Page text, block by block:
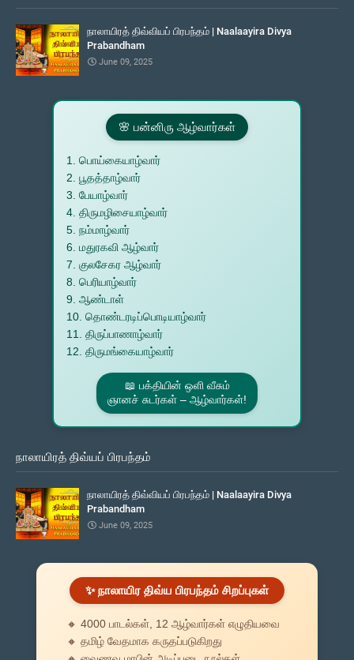
நாலாயிரத் திவ்வியப் பிரபந்தம் | Naalaayira Divya
Prabandham
June 09, 2025
🌸 பன்னிரு ஆழ்வார்கள்
1. பொய்கையாழ்வார்
2. பூதத்தாழ்வார்
3. பேயாழ்வார்
4. திருமழிசையாழ்வார்
5. நம்மாழ்வார்
6. மதுரகவி ஆழ்வார்
7. குலசேகர ஆழ்வார்
8. பெரியாழ்வார்
9. ஆண்டாள்
10. தொண்டரடிப்பொடியாழ்வார்
11. திருப்பாணாழ்வார்
12. திருமங்கையாழ்வார்
📖 பக்தியின் ஒளி வீசும்
ஞானச் சுடர்கள் – ஆழ்வார்கள்!
நாலாயிரத் திவ்யப் பிரபந்தம்
நாலாயிரத் திவ்வியப் பிரபந்தம் | Naalaayira Divya
Prabandham
June 09, 2025
✨ நாலாயிர திவ்ய பிரபந்தம் சிறப்புகள்
🔸 4000 பாடல்கள், 12 ஆழ்வார்கள் எழுதியவை
🔸 தமிழ் வேதமாக கருதப்படுகிறது